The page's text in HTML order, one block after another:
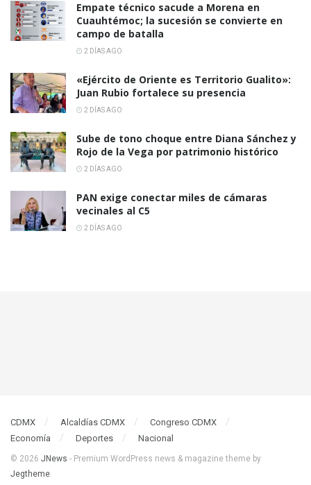
Empate técnico sacude a Morena en
Cuauhtémoc; la sucesión se convierte en
campo de batalla
2 DÍAS AGO
«Ejército de Oriente es Territorio Gualito»:
Juan Rubio fortalece su presencia
2 DÍAS AGO
Sube de tono choque entre Diana Sánchez y
Rojo de la Vega por patrimonio histórico
2 DÍAS AGO
PAN exige conectar miles de cámaras
vecinales al C5
2 DÍAS AGO
CDMX Alcaldías CDMX
Congreso CDMX
Economía
Deportes Nacional
© 2026 JNews - Premium WordPress news & magazine theme by
Jegtheme.